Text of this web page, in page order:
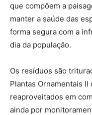
que compõem a
manter a saúde das
forma segura com a
dia da população.
Os resíduos são
Plantas Ornamentais II
reaproveitados em
ainda por